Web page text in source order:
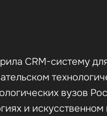
CRM-систему
вузов
и искусственном